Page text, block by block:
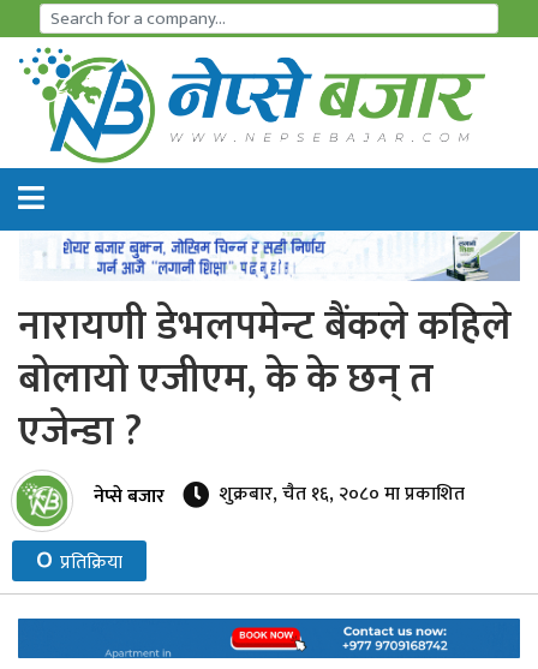
समाचार
अर्थतन्त्र
शेयर
आइ
पि
ओ
हाइड्रो
पावर
नेप्से
प्रमुख
नारायणी डेभलपमेन्ट बैंकले कहिले
बोलायो एजीएम, के के छन् त
एजेन्डा ?
नेप्से बजार शुक्रबार, चैत १६, २०८० मा प्रकाशित
० प्रतिक्रिया